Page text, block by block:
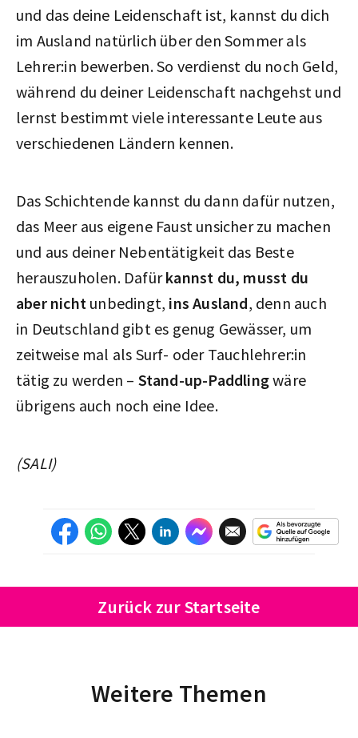
und das deine Leidenschaft ist, kannst du dich
im Ausland natürlich über den Sommer als
Lehrer:in bewerben. So verdienst du noch Geld,
während du deiner Leidenschaft nachgehst und
lernst bestimmt viele interessante Leute aus
verschiedenen Ländern kennen.
Das Schichtende kannst du dann dafür nutzen,
das Meer aus eigene Faust unsicher zu machen
und aus deiner Nebentätigkeit das Beste
herauszuholen. Dafürkannst du, musst du
aber nicht unbedingt, ins Ausland, denn auch
in Deutschland gibt es genug Gewässer, um
zeitweise mal als Surf- oder Tauchlehrer:in
tätig zu werden – Stand-up-Paddlingwäre
übrigens auch noch eine Idee.
(SALI)
Zurück zur Startseite
Weitere Themen